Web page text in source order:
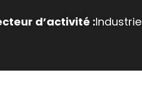
d’activité :Industrie